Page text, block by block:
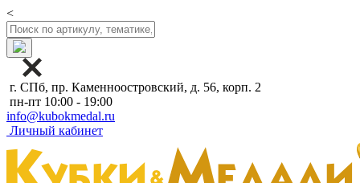
<
г. СПб, пр. Каменноостровский, д. 56, корп. 2
пн-пт 10:00 - 19:00
info@kubokmedal.ru
Личный кабинет